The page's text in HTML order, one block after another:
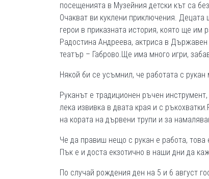
посещенията в Музейния детски кът са
Очакват ви куклени приключения. Децата
герои в приказната история, която ще им
Радостина Андреева, актриса в Държавен
театър – Габрово.Ще има много игри,
Някой би се усъмнил, че работата с
Руканът е традиционен ръчен
лека извивка в двата края и с
на кората на дървени трупи и за
Че да правиш нещо с рукан е работа, това
Пък е и доста екзотично в наши дни да
По случай рождения ден на 5 и 6 август